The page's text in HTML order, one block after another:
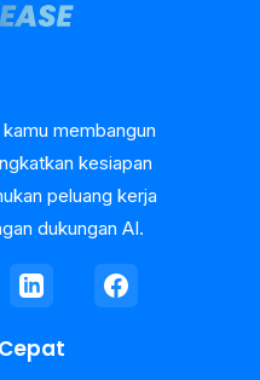
membangun
kesiapan
peluang kerja
dukungan AI.